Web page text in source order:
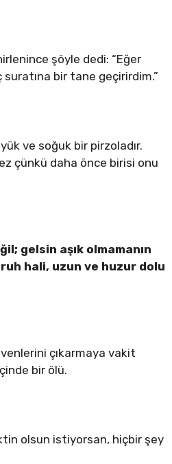
şöyle dedi: “Eğer
suratına bir tane geçirirdim.”
ve soğuk bir pirzoladır.
çünkü daha önce birisi onu
gelsin aşık olmamanın
hali, uzun ve huzur dolu
çıkarmaya vakit
bir ölü.
olsun istiyorsan, hiçbir şey